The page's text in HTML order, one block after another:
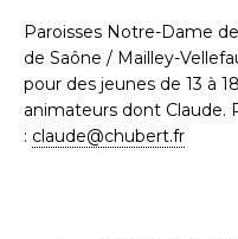
Paroisses Notre-Dame
de Saône / Mailley-
pour des jeunes de 13 à
animateurs dont Claude.
: claude@chubert.fr